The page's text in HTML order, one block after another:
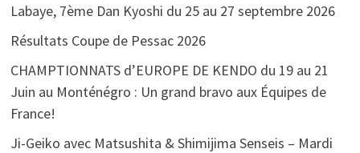
Labaye, 7ème Dan Kyoshi du 25 au 27 septembre 2026
Résultats Coupe de Pessac 2026
CHAMPTIONNATS d’EUROPE DE KENDO du 19 au 21
Juin au Monténégro : Un grand bravo aux Équipes de
France!
Ji-Geiko avec Matsushita & Shimijima Senseis – Mardi